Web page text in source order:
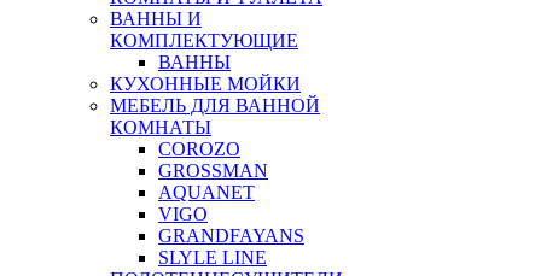
ВАННЫ И
КОМПЛЕКТУЮЩИЕ
ВАННЫ
КУХОННЫЕ МОЙКИ
МЕБЕЛЬ ДЛЯ ВАННОЙ
КОМНАТЫ
COROZO
GROSSMAN
AQUANET
VIGO
GRANDFAYANS
SLYLE LINE